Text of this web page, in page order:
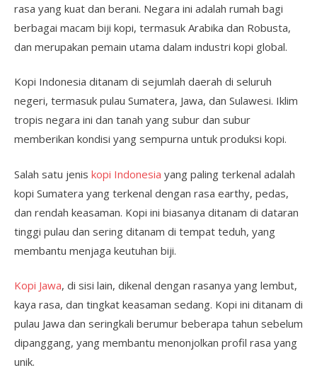
rasa yang kuat dan berani. Negara ini adalah rumah bagi
berbagai macam biji kopi, termasuk Arabika dan Robusta,
dan merupakan pemain utama dalam industri kopi global.
Kopi Indonesia ditanam di sejumlah daerah di seluruh
negeri, termasuk pulau Sumatera, Jawa, dan Sulawesi. Iklim
tropis negara ini dan tanah yang subur dan subur
memberikan kondisi yang sempurna untuk produksi kopi.
Salah satu jenis kopi Indonesia yang paling terkenal adalah
kopi Sumatera yang terkenal dengan rasa earthy, pedas,
dan rendah keasaman. Kopi ini biasanya ditanam di dataran
tinggi pulau dan sering ditanam di tempat teduh, yang
membantu menjaga keutuhan biji.
Kopi Jawa, di sisi lain, dikenal dengan rasanya yang lembut,
kaya rasa, dan tingkat keasaman sedang. Kopi ini ditanam di
pulau Jawa dan seringkali berumur beberapa tahun sebelum
dipanggang, yang membantu menonjolkan profil rasa yang
unik.